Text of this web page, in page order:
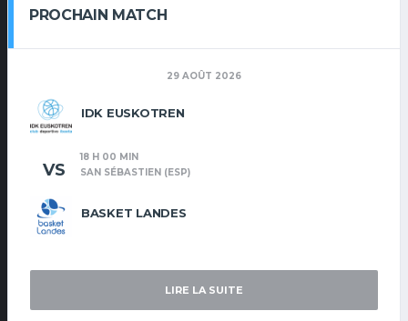
PROCHAIN MATCH
29 AOÛT 2026
IDK EUSKOTREN
BASKET LANDES
VS
18 H 00 MIN
SAN SÉBASTIEN (ESP)
LIRE LA SUITE